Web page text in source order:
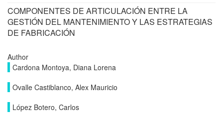
COMPONENTES DE ARTICULACIÓN ENTRE LA
GESTIÓN DEL MANTENIMIENTO Y LAS ESTRATEGIAS
DE FABRICACIÓN
Author
Cardona Montoya, Diana Lorena
Ovalle Castiblanco, Alex Mauricio
López Botero, Carlos